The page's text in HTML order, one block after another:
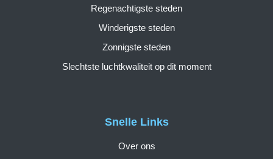
Snelle Links
Over ons
Regenachtigste steden
Winderigste steden
Zonnigste steden
Slechtste luchtkwaliteit op dit moment